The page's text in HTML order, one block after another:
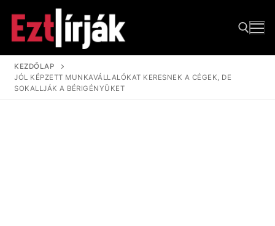
tartalomra
Keresése:
KEZDŐLAP
JÓL KÉPZETT MUNKAVÁLLALÓKAT KERESNEK A CÉGEK, DE
SOKALLJÁK A BÉRIGÉNYÜKET